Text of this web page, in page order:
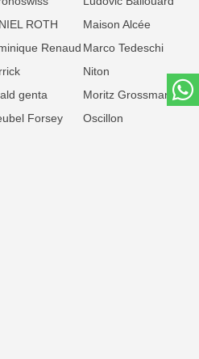
芯背面則展示了整合於
力儲存顯示。從漸開線
欖型寶石軸承，每一處
藝（Art of
卓越性能的獨到願景。
ROTH
Renaud
genta
Forsey
Maison Alcée
Marco Tedeschi
Niton
Moritz Grossmann
Oscillon